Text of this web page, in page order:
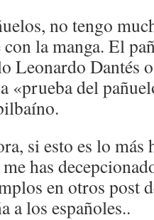
no tengo
la manga. El
Leonardo Dantés
«prueba del
si esto es lo más
has
en otros post
a los españoles..